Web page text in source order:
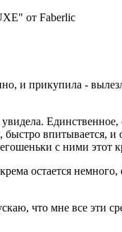
и прикупила -
впитывается,
с ними этот
остается
что мне все эти